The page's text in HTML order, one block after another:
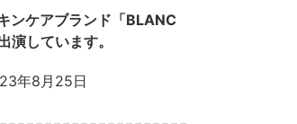
ンケアブランド「BLANC
演しています。
年8月25日